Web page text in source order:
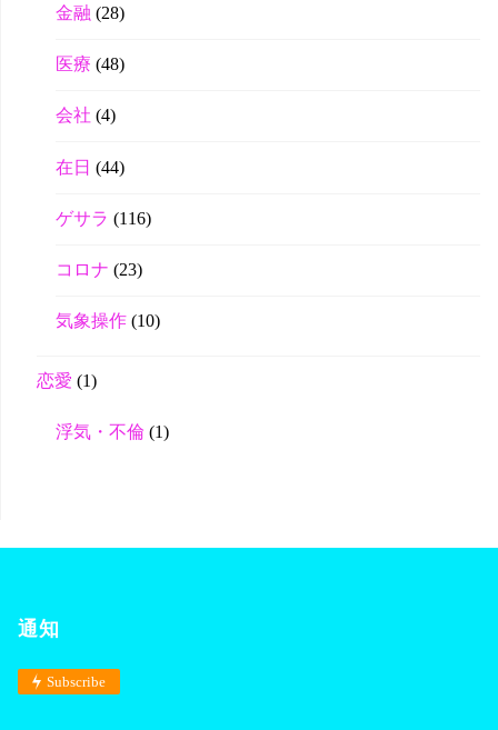
金融 (28)
医療 (48)
会社 (4)
在日 (44)
ゲサラ (116)
コロナ (23)
気象操作(10)
恋愛 (1)
浮気・不倫 (1)
通知
Subscribe